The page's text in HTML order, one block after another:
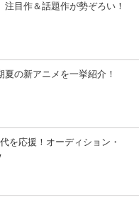
目作＆話題作が勢ぞろい！
夏の新アニメを一挙紹介！
を応援！オーディション・